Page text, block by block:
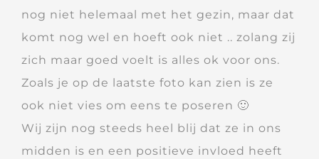
nog niet helemaal met het gezin, maar dat
komt nog wel en hoeft ook niet .. zolang zij
zich maar goed voelt is alles ok voor ons.
Zoals je op de laatste foto kan zien is ze
ook niet vies om eens te poseren 🙂
Wij zijn nog steeds heel blij dat ze in ons
midden is en een positieve invloed heeft